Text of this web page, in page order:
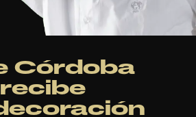
Córdoba
recibe